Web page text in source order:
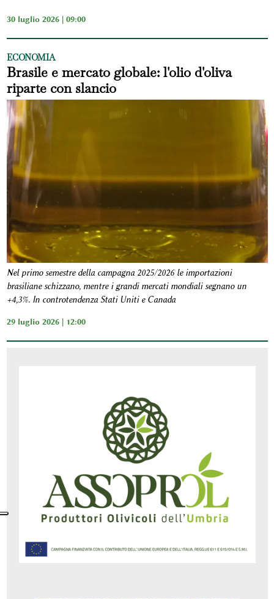
30 luglio 2026 | 09:00
ECONOMIA
Brasile e mercato globale: l'olio d'oliva
riparte con slancio
Nel primo semestre della campagna 2025/2026 le importazioni
brasiliane schizzano, mentre i grandi mercati mondiali segnano un
+4,3%. In controtendenza Stati Uniti e Canada
29 luglio 2026 | 12:00